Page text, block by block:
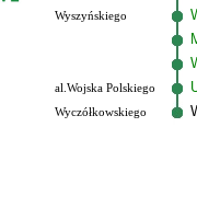
Wyszyńskiego
al.Wojska Polskiego
Wyczółkowskiego